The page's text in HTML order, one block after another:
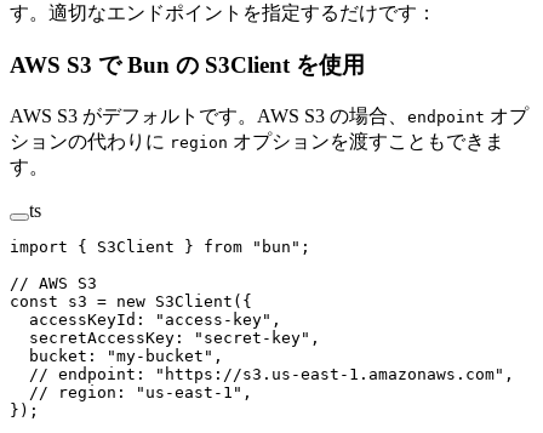
す。適切なエンドポイントを指定するだけです：
AWS S3 で Bun の S3Client を使用
AWS S3 がデフォルトです。AWS S3 の場合、 endpoint オプ
ションの代わりに region オプションを渡すこともできま
す。
ts
import { S3Client } from "bun" ;
// AWS S3
const s3 = new S3Client ({
  accessKeyId:
"access-key" ,
  secretAccessKey:
"secret-key" ,
  bucket:
"my-bucket" ,
  // endpoint: "https://s3.us-east-1.amazonaws.com",
  // region: "us-east-1",
});